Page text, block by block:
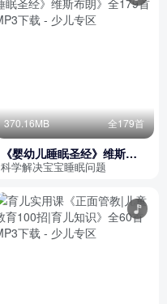
370.16MB 全179首
《婴幼儿睡眠圣经》维斯布
朗
科学解决宝宝睡眠问题